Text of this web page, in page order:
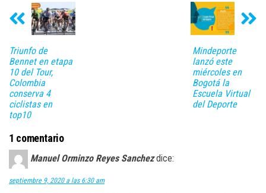
Triunfo de
Bennet en etapa
10 del Tour,
Colombia
conserva 4
ciclistas en
top10
Mindeporte
lanzó este
miércoles en
Bogotá la
Escuela Virtual
del Deporte
1 comentario
Manuel Orminzo Reyes Sanchez dice:
septiembre 9, 2020 a las 6:30 am